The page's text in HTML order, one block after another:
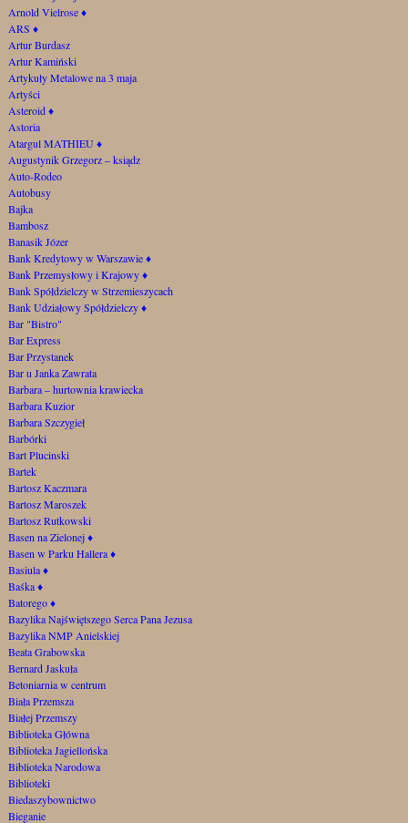
Arnold Vielrose♦
ARS ♦
Artur Burdasz
Artur Kamiński
Artykuły Metalowe na 3 maja
Artyści
Asteroid♦
Astoria
Atargul MATHIEU♦
Augustynik Grzegorz – ksiądz
Auto-Rodeo
Autobusy
Bajka
Bambosz
Banasik Józer
Bank Kredytowy w Warszawie♦
Bank Przemysłowy i Krajowy♦
Bank Spółdzielczy w Strzemieszycach
Bank Udziałowy Spółdzielczy♦
Bar "Bistro"
Bar Express
Bar Przystanek
Bar u Janka Zawrata
Barbara – hurtownia krawiecka
Barbara Kuzior
Barbara Szczygieł
Barbórki
Bart Plucinski
Bartek
Bartosz Kaczmara
Bartosz Maroszek
Bartosz Rutkowski
Basen na Zielonej♦
Basen w Parku Hallera♦
Basiula♦
Baśka♦
Batorego♦
Bazylika Najświętszego Serca Pana Jezusa
Bazylika NMP Anielskiej
Beata Grabowska
Bernard Jaskuła
Betoniarnia w centrum
Biała Przemsza
Białej Przemszy
Biblioteka Główna
Biblioteka Jagiellońska
Biblioteka Narodowa
Biblioteki
Biedaszybownictwo
Bieganie